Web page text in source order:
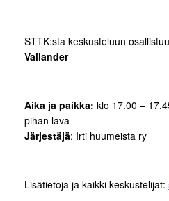
STTK:sta keskusteluun
Vallander
Aika ja paikka: klo 17.00 –
pihan lava
Järjestäjä: Irti huumeista ry
Lisätietoja ja kaikki keskustelijat: